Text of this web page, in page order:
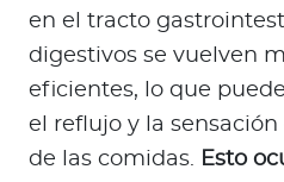
en el tracto
digestivos se vuelven
eficientes, lo que
el reflujo y la
de las comidas. Esto